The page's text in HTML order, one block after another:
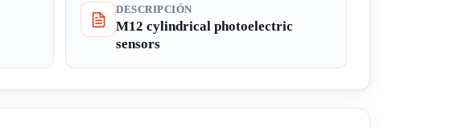
DESCRIPCIÓN
M12 cylindrical photoelectric
sensors